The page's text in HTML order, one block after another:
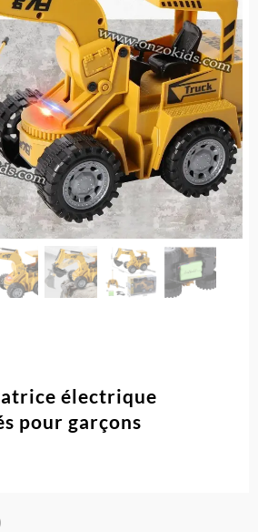
électrique
pour garçons